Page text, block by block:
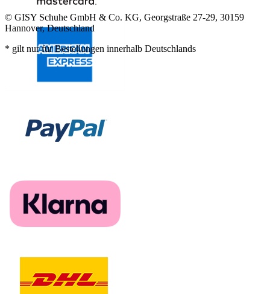
© GISY Schuhe GmbH & Co. KG, Georgstraße 27-29, 30159
Hannover, Deutschland
* gilt nur für Bestellungen innerhalb Deutschlands